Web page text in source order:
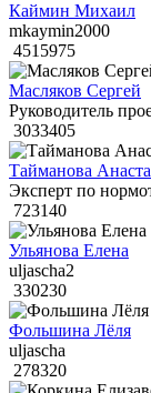
Каймин Михаил
mkaymin2000
4515975
Масляков Сергей
Руководитель
3033405
Тайманова
Эксперт по
723140
Ульянова Елена
uljascha2
330230
Фольшина Лёля
uljascha
278320